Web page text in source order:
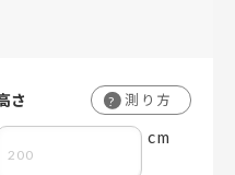
さ ? 測り方
cm